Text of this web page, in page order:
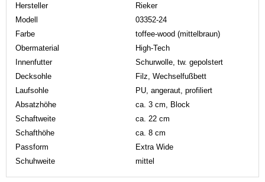
Hersteller
Rieker
Modell
03352-24
Farbe
toffee-wood (mittelbraun)
Obermaterial
High-Tech
Innenfutter
Schurwolle, tw. gepolstert
Decksohle
Filz, Wechselfußbett
Laufsohle
PU, angeraut, profiliert
Absatzhöhe
ca. 3 cm, Block
Schaftweite
ca. 22 cm
Schafthöhe
ca. 8 cm
Passform
Extra Wide
Schuhweite
mittel